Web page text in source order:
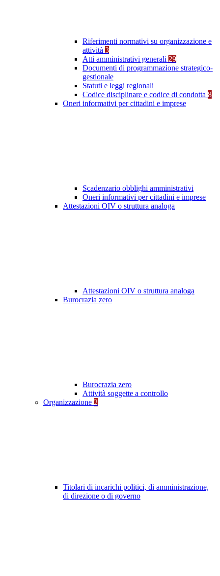
Riferimenti normativi su organizzazione e
attività 3
Atti amministrativi generali 29
Documenti di programmazione strategico-
gestionale
Statuti e leggi regionali
Codice disciplinare e codice di condotta 8
Oneri informativi per cittadini e imprese
Scadenzario obblighi amministrativi
Oneri informativi per cittadini e imprese
Attestazioni OIV o struttura analoga
Attestazioni OIV o struttura analoga
Burocrazia zero
Burocrazia zero
Attività soggette a controllo
Organizzazione 2
Titolari di incarichi politici, di amministrazione,
di direzione o di governo